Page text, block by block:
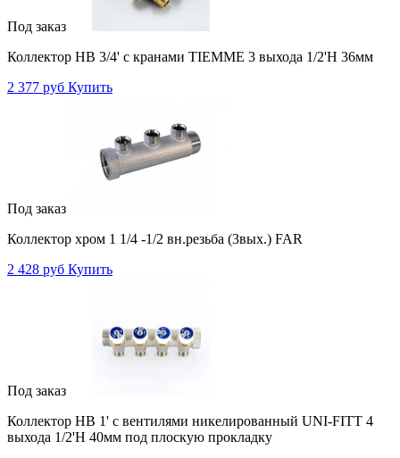
Под заказ
Коллектор НВ 3/4' с кранами TIEMME 3 выхода 1/2'Н 36мм
2 377 руб Купить
Под заказ
Коллектор хром 1 1/4 -1/2 вн.резьба (3вых.) FAR
2 428 руб Купить
Под заказ
Коллектор НВ 1' с вентилями никелированный UNI-FITT 4
выхода 1/2'Н 40мм под плоскую прокладку